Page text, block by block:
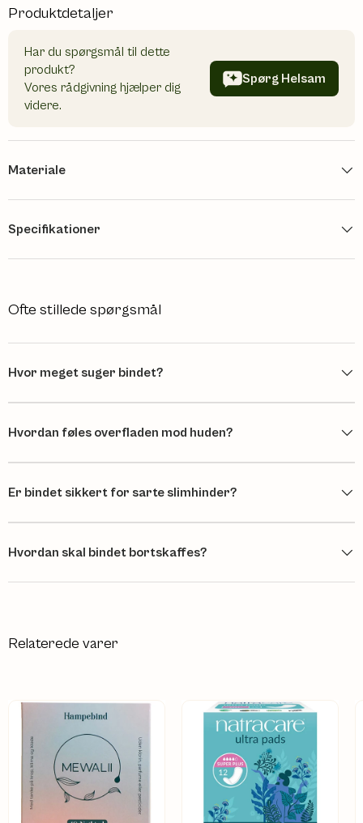
Produktdetaljer
Har du spørgsmål til dette
produkt?
Vores rådgivning hjælper dig
videre.
Spørg Helsam
Materiale
Specifikationer
Ofte stillede spørgsmål
Hvor meget suger bindet?
Hvordan føles overfladen mod huden?
Er bindet sikkert for sarte slimhinder?
Hvordan skal bindet bortskaffes?
Relaterede varer